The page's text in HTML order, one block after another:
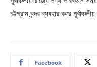
চট্টগ্রাম বন্দর ব্যবহার করে
Facebook